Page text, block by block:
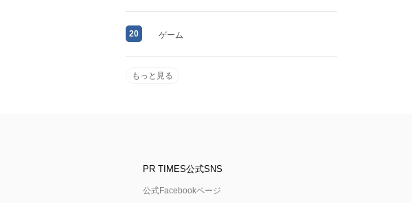
20 ゲーム
もっと見る
PR TIMES公式SNS
公式Facebookページ